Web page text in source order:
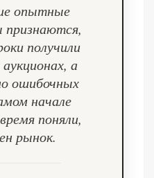
опытные
признаются,
получили
а
ошибочных
начале
поняли,
рынок.